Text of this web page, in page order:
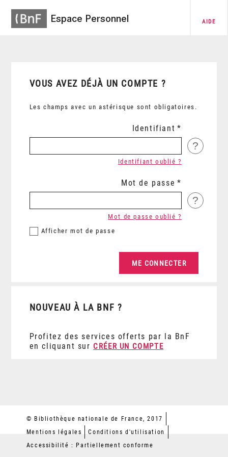
Espace Personnel AIDE
VOUS AVEZ DÉJÀ UN COMPTE ?
Les champs avec un astérisque sont obligatoires.
Identifiant
?
Identifiant oublié ?
Mot de passe
?
Afficher mot de passe
Mot de passe oublié ?
NOUVEAU À LA BNF ?
Profitez des services offerts par la BnF
en cliquant sur CRÉER UN COMPTE
© Bibliothèque nationale de France, 2017
Mentions légales
Conditions d'utilisation
Accessibilité : Partiellement conforme